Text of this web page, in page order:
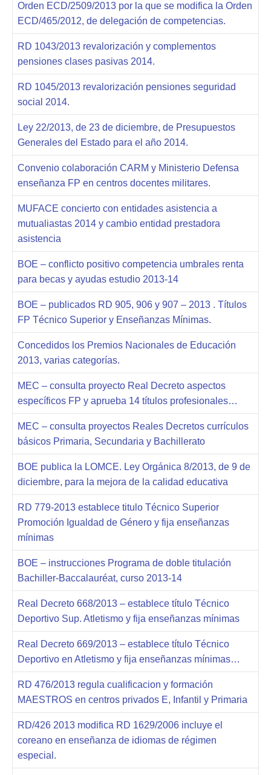
Orden ECD/2509/2013 por la que se modifica la Orden
ECD/465/2012, de delegación de competencias.
RD 1043/2013 revalorización y complementos
pensiones clases pasivas 2014.
RD 1045/2013 revalorización pensiones seguridad
social 2014.
Ley 22/2013, de 23 de diciembre, de Presupuestos
Generales del Estado para el año 2014.
Convenio colaboración CARM y Ministerio Defensa
enseñanza FP en centros docentes militares.
MUFACE concierto con entidades asistencia a
mutualiastas 2014 y cambio entidad prestadora
asistencia
BOE – conflicto positivo competencia umbrales renta
para becas y ayudas estudio 2013-14
BOE – publicados RD 905, 906 y 907 – 2013 . Títulos
FP Técnico Superior y Enseñanzas Mínimas.
Concedidos los Premios Nacionales de Educación
2013, varias categorías.
MEC – consulta proyecto Real Decreto aspectos
específicos FP y aprueba 14 títulos profesionales…
MEC – consulta proyectos Reales Decretos currículos
básicos Primaria, Secundaria y Bachillerato
BOE publica la LOMCE. Ley Orgánica 8/2013, de 9 de
diciembre, para la mejora de la calidad educativa
RD 779-2013 establece titulo Técnico Superior
Promoción Igualdad de Género y fija enseñanzas
mínimas
BOE – instrucciones Programa de doble titulación
Bachiller-Baccalauréat, curso 2013-14
Real Decreto 668/2013 – establece título Técnico
Deportivo Sup. Atletismo y fija enseñanzas mínimas
Real Decreto 669/2013 – establece título Técnico
Deportivo en Atletismo y fija enseñanzas mínimas…
RD 476/2013 regula cualificacion y formación
MAESTROS en centros privados E, Infantil y Primaria
RD/426 2013 modifica RD 1629/2006 incluye el
coreano en enseñanza de idiomas de régimen
especial.